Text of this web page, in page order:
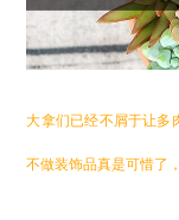
大拿们已经不屑于让多
不做装饰品真是可惜了